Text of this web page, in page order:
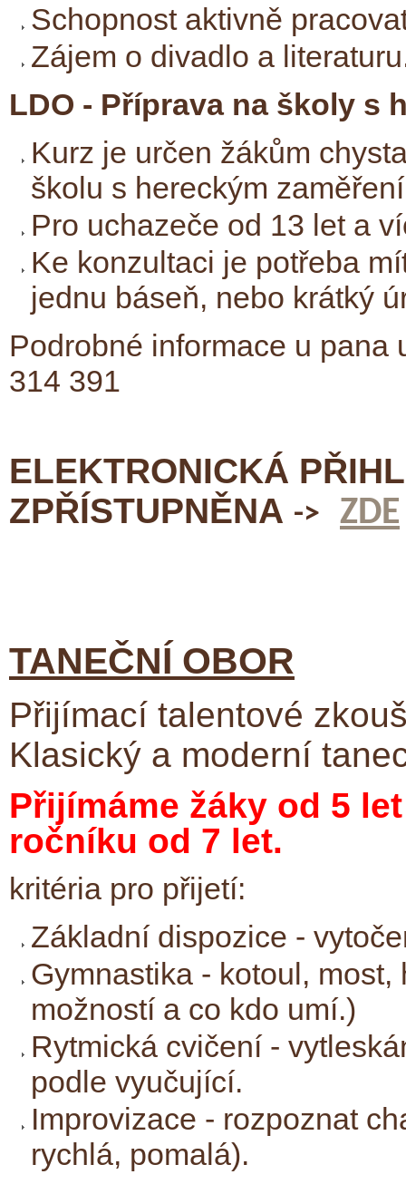
Schopnost aktivně
Zájem o divadlo a
LDO - Příprava na školy s
Kurz je určen žákům
školu s hereckým
Pro uchazeče od 13 let a
Ke konzultaci je potřeba
jednu báseň, nebo krátký
Podrobné informace u
314 391
ELEKTRONICKÁ
ZPŘÍSTUPNĚNA -> ZDE
TANEČNÍ OBOR
Přijímací talentové
Klasický a moderní
Přijímáme žáky od 5
ročníku od 7 let.
kritéria pro přijetí:
Základní dispozice -
Gymnastika - kotoul,
možností a co kdo umí.)
Rytmická cvičení -
podle vyučující.
Improvizace - rozpoznat
rychlá, pomalá).